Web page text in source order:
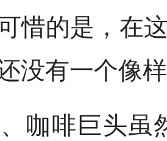
惜的是，在
没有一个像
咖啡巨头虽